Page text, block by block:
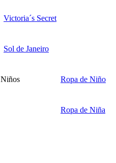
Victoria´s Secret
Sol de Janeiro
Niños Ropa de Niño
Ropa de Niña